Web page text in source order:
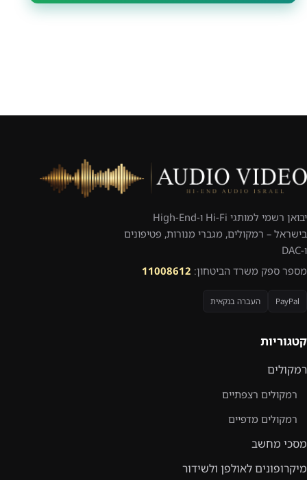
יבואן רשמי למותגי Hi-Fi ו-High-End
בישראל – רמקולים, מגברי מנורות, פטיפונים
ו-DAC
מספר ספק משרד הביטחון: 11008612
PayPal העברה בנקאית
קטגוריות
רמקולים
רמקולים רצפתיים
רמקולים מדפיים
מסכי מחשב
מיקרופונים לאולפן ולשידור